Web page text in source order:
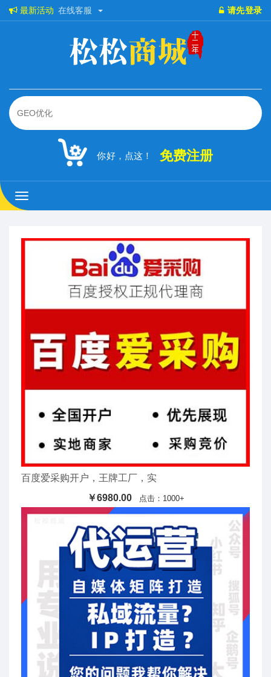
请先登录
最新活动 在线客服
你好，点这！ 免费注册
松
松
百度爱采购开户，王牌工厂，实
￥6980.00
点击：1000+